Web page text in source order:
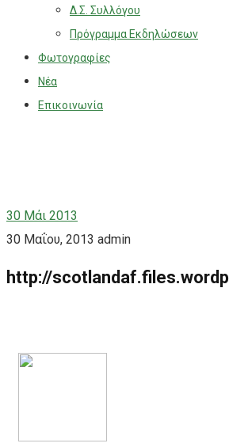
Δ.Σ. Συλλόγου
Πρόγραμμα Εκδηλώσεων
Φωτογραφίες
Νέα
Επικοινωνία
30 Μάι 2013
30 Μαΐου, 2013 admin
http://